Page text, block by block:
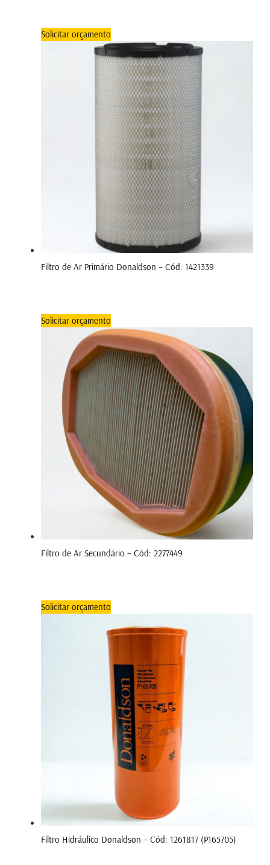
Solicitar orçamento
Filtro de Ar Primário Donaldson – Cód: 1421339
Solicitar orçamento
Filtro de Ar Secundário – Cód: 2277449
Solicitar orçamento
Filtro Hidráulico Donaldson – Cód: 1261817 (P165705)